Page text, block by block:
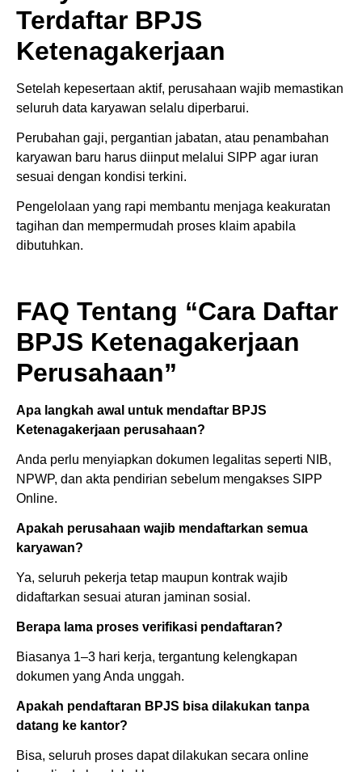
Terdaftar BPJS
Ketenagakerjaan
Setelah kepesertaan aktif, perusahaan wajib memastikan
seluruh data karyawan selalu diperbarui.
Perubahan gaji, pergantian jabatan, atau penambahan
karyawan baru harus diinput melalui SIPP agar iuran
sesuai dengan kondisi terkini.
Pengelolaan yang rapi membantu menjaga keakuratan
tagihan dan mempermudah proses klaim apabila
dibutuhkan.
FAQ Tentang “Cara Daftar
BPJS Ketenagakerjaan
Perusahaan”
Apa langkah awal untuk mendaftar BPJS
Ketenagakerjaan perusahaan?
Anda perlu menyiapkan dokumen legalitas seperti NIB,
NPWP, dan akta pendirian sebelum mengakses SIPP
Online.
Apakah perusahaan wajib mendaftarkan semua
karyawan?
Ya, seluruh pekerja tetap maupun kontrak wajib
didaftarkan sesuai aturan jaminan sosial.
Berapa lama proses verifikasi pendaftaran?
Biasanya 1–3 hari kerja, tergantung kelengkapan
dokumen yang Anda unggah.
Apakah pendaftaran BPJS bisa dilakukan tanpa
datang ke kantor?
Bisa, seluruh proses dapat dilakukan secara online